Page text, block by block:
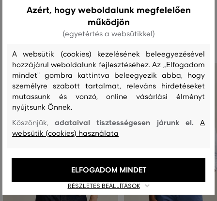
Ajánlott termékek
Azért, hogy weboldalunk megfelelően
működjön
(egyetértés a websütikkel)
A websütik (cookies) kezelésének beleegyezésével
hozzájárul weboldalunk fejlesztéséhez. Az „Elfogadom
mindet" gombra kattintva beleegyezik abba, hogy
személyre szabott tartalmat, releváns hirdetéseket
mutassunk és vonzó, online vásárlási élményt
nyújtsunk Önnek.
Köszönjük,adataival tisztességesen járunk el.A
websütik (cookies) használata
RÉSZLETES BEÁLLÍTÁSOK
ELFOGADOM MINDET